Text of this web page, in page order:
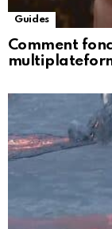
Guides
Comment